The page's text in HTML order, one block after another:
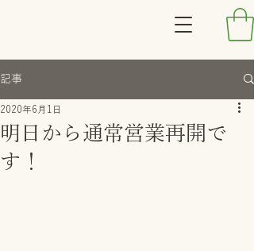
記事
明日から通常営業再開で
す！
2020年6月1日